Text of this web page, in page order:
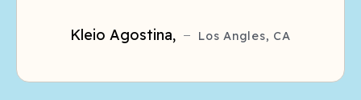
Kleio Agostina, Los Angles, CA